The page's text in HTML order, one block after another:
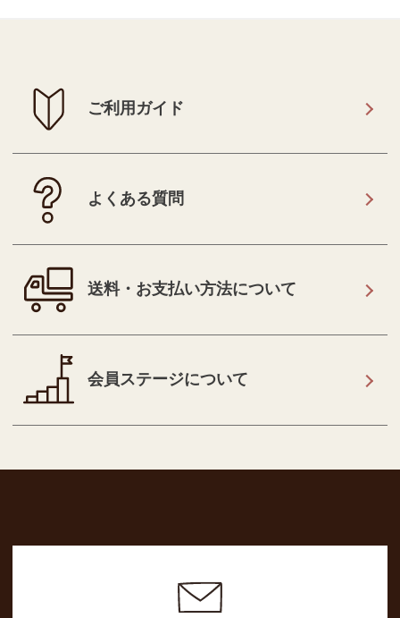
ご利用ガイド
よくある質問
送料・お支払い方法について
会員ステージについて